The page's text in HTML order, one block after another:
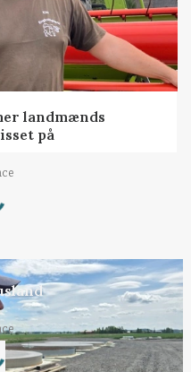
landmænds
på